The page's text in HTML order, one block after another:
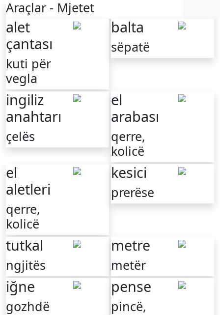
Araçlar - Mjetet
alet
çantası
kuti për
vegla
balta
sëpatë
ingiliz
anahtarı
çelës
el
arabası
qerre,
kolicë
el
aletleri
qerre,
kolicë
kesici
prerëse
tutkal
ngjitës
metre
metër
iğne
gozhdë
pense
pincë,